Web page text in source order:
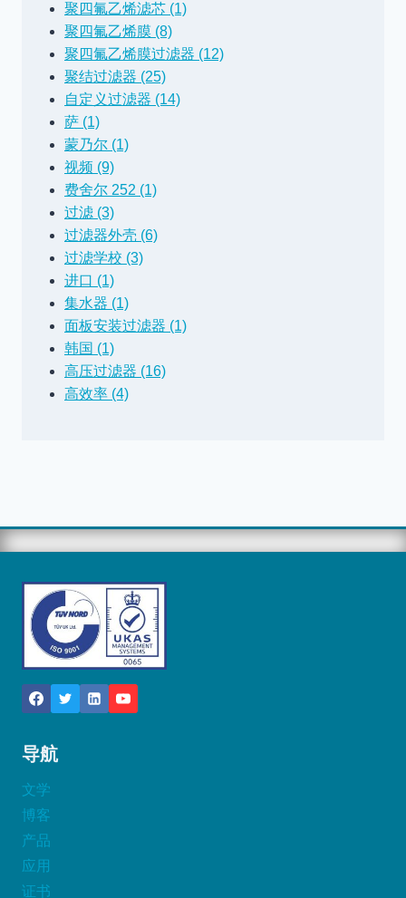
聚四氟乙烯滤芯 (1)
聚四氟乙烯膜 (8)
聚四氟乙烯膜过滤器 (12)
聚结过滤器 (25)
自定义过滤器 (14)
萨 (1)
蒙乃尔 (1)
视频 (9)
费舍尔 252 (1)
过滤 (3)
过滤器外壳 (6)
过滤学校 (3)
进口 (1)
集水器 (1)
面板安装过滤器 (1)
韩国 (1)
高压过滤器 (16)
高效率 (4)
导航
文学
博客
产品
应用
证书